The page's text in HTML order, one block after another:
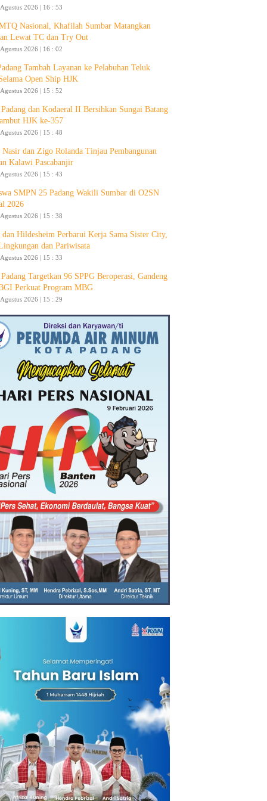
2026 | 16 : 53
Nasional, Khafilah Sumbar Matangkan
Lewat TC dan Try Out
2026 | 16 : 02
Tambah Layanan ke Pelabuhan Teluk
Open Ship HJK
2026 | 15 : 52
dan Kodaeral II Bersihkan Sungai Batang
HJK ke-357
2026 | 15 : 48
Nasir dan Zigo Rolanda Tinjau Pembangunan
Kalawi Pascabanjir
2026 | 15 : 43
SMPN 25 Padang Wakili Sumbar di O2SN
2026
2026 | 15 : 38
dan Hildesheim Perbarui Kerja Sama Sister City,
dan Pariwisata
2026 | 15 : 33
Targetkan 96 SPPG Beroperasi, Gandeng
Perkuat Program MBG
2026 | 15 : 29